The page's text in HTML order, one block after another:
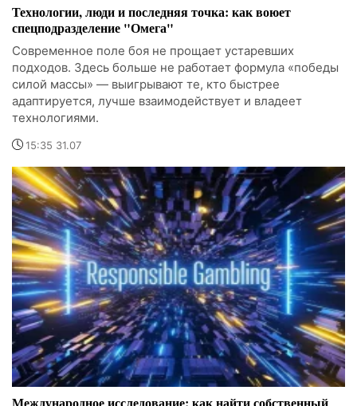
Технологии, люди и последняя точка: как воюет
спецподразделение "Омега"
Современное поле боя не прощает устаревших
подходов. Здесь больше не работает формула «победы
силой массы» — выигрывают те, кто быстрее
адаптируется, лучше взаимодействует и владеет
технологиями.
15:35 31.07
Международное исследование: как найти собственный